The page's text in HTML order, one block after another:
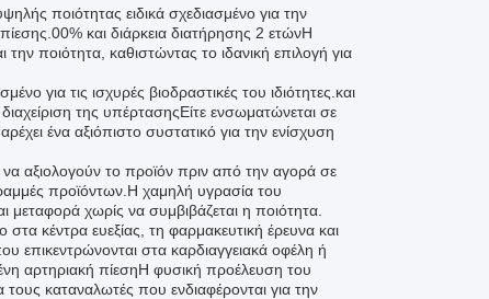
ποιότητας ειδικά σχεδιασμένο για την
και διάρκεια διατήρησης 2 ετώνΗ
ποιότητα, καθιστώντας το ιδανική επιλογή για
για τις ισχυρές βιοδραστικές του ιδιότητες.και
της υπέρτασηςΕίτε ενσωματώνεται σε
ένα αξιόπιστο συστατικό για την ενίσχυση
να αξιολογούν το προϊόν πριν από την αγορά σε
προϊόντων.Η χαμηλή υγρασία του
μεταφορά χωρίς να συμβιβάζεται η ποιότητα.
κέντρα ευεξίας, τη φαρμακευτική έρευνα και
επικεντρώνονται στα καρδιαγγειακά οφέλη ή
αρτηριακή πίεσηΗ φυσική προέλευση του
καταναλωτές που ενδιαφέρονται για την